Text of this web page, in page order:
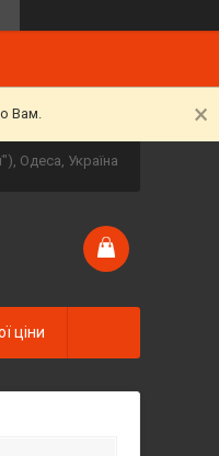
Вам.
Одеса, Україна
ціни